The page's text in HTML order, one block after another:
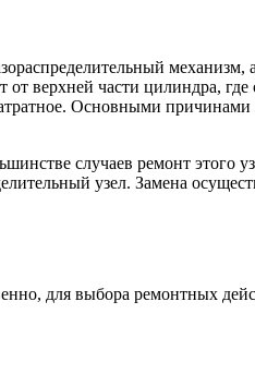
верхней части цилиндра,
Основными
случаев ремонт этого
узел. Замена
для выбора ремонтных